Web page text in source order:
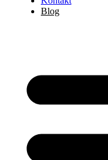
Blog